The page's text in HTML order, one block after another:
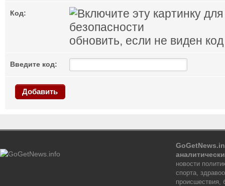
Код:
обновить, если не виден код
Введите код:
Добавить
новости
спорта,
происшествия,